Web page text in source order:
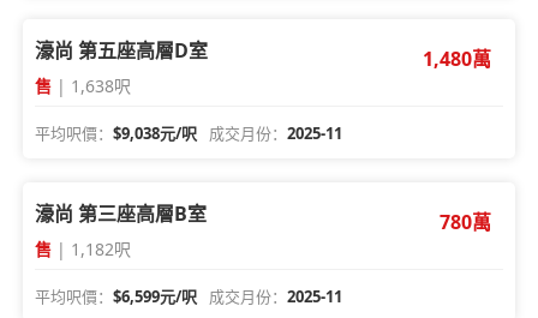
濠尚 第五座高層D室
售 | 1,638呎
1,480萬
平均呎價：$9,038元/呎 成交月份：2025-11
濠尚 第三座高層B室
售 | 1,182呎
780萬
平均呎價：$6,599元/呎 成交月份：2025-11